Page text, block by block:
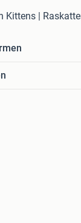
Kittens |